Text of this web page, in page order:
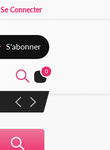
Se Connecter
S'abonner
0